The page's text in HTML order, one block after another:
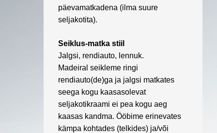
päevamatkadena (ilma suure
seljakotita).
Seiklus-matka stiil
Jalgsi, rendiauto, lennuk.
Madeiral seikleme ringi
rendiauto(de)ga ja jalgsi matkates
seega kogu kaasasolevat
seljakotikraami ei pea kogu aeg
kaasas kandma. Ööbime erinevates
kämpa kohtades (telkides) ja/või